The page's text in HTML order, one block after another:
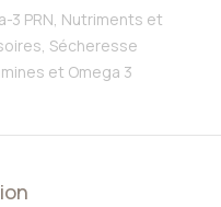
3 PRN, Nutriments et
Sécheresse
et Omega 3